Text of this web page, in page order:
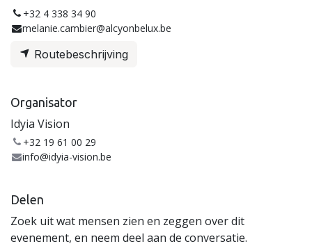
+32 4 338 34 90
melanie.cambier@alcyonbelux.be
Routebeschrijving
Organisator
Idyia Vision
+32 19 61 00 29
info@idyia-vision.be
Delen
Zoek uit wat mensen zien en zeggen over dit
evenement, en neem deel aan de conversatie.